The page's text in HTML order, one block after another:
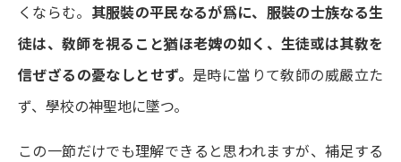
くならむ。 其服裝の平民なるが爲に、服裝の士族なる生
徒は、敎師を視ること猶ほ老婢の如く、生徒或は其敎を
信ぜざるの憂なしとせず。 是時に當りて敎師の威嚴立た
ず、學校の神聖地に墜つ。
この一節だけでも理解できると思われますが、補足する